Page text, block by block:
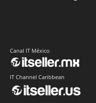
Canal IT México
IT Channel Caribbean